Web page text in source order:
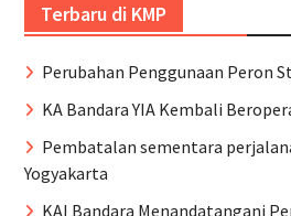
Terbaru di KMP
Perubahan Penggunaan Peron
KA Bandara YIA Kembali
Pembatalan sementara
Yogyakarta
KAI Bandara Menandatangani